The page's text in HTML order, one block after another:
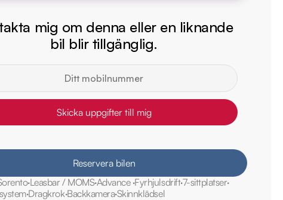
mig om denna eller en liknande
bil blir tillgänglig.
Skicka uppgifter till mig
Reservera bilen
Leasbar / MOMSAdvance Fyrhjulsdrift7-sittplatser
Dragkrok BackkameraSkinnklädsel